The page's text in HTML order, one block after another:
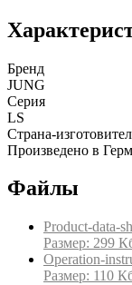
Бренд
JUNG
Серия
LS
Страна-
Произведено в
Файлы
Product-data-
Размер: 299
Operation-
Размер: 110